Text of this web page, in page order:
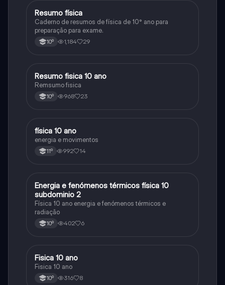
Física
Resumo física
Caderno de resumos de física de 10° ano para
preparação para exame.
10º 1,184 29
Física
Resumo fisica 10 ano
Remsumo fisica
10º 968 23
Física
física 10 ano
energia e movimentos
11º 992 14
Física
Energia e fenómenos térmicos física 10
subdominio 2
Física 10 ano energia e fenómenos térmicos e
radiação
10º 402 6
Física
Fisica 10 ano
Fisica 10 ano
10º 316 8